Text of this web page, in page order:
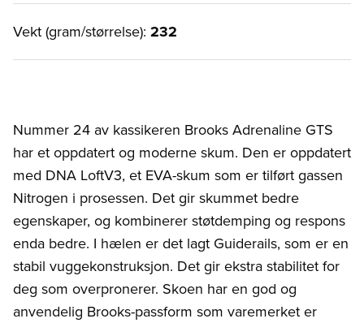
Vekt (gram/størrelse): 232
Nummer 24 av kassikeren Brooks Adrenaline GTS
har et oppdatert og moderne skum. Den er oppdatert
med DNA LoftV3, et EVA-skum som er tilført gassen
Nitrogen i prosessen. Det gir skummet bedre
egenskaper, og kombinerer støtdemping og respons
enda bedre. I hælen er det lagt Guiderails, som er en
stabil vuggekonstruksjon. Det gir ekstra stabilitet for
deg som overpronerer. Skoen har en god og
anvendelig Brooks-passform som varemerket er